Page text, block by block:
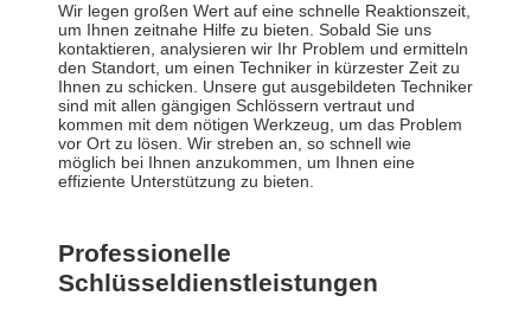
Wir legen großen Wert auf eine schnelle Reaktionszeit,
um Ihnen zeitnahe Hilfe zu bieten. Sobald Sie uns
kontaktieren, analysieren wir Ihr Problem und ermitteln
den Standort, um einen Techniker in kürzester Zeit zu
Ihnen zu schicken. Unsere gut ausgebildeten Techniker
sind mit allen gängigen Schlössern vertraut und
kommen mit dem nötigen Werkzeug, um das Problem
vor Ort zu lösen. Wir streben an, so schnell wie
möglich bei Ihnen anzukommen, um Ihnen eine
effiziente Unterstützung zu bieten.
Professionelle
Schlüsseldienstleistungen